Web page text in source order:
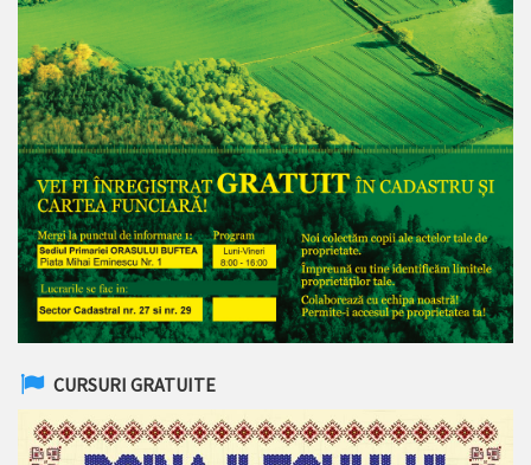
CURSURI GRATUITE